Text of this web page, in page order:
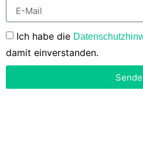
Ich habe die
damit einverstanden.